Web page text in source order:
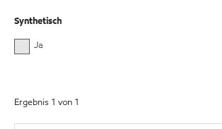
Synthetisch
Ja
Ergebnis 1 von 1